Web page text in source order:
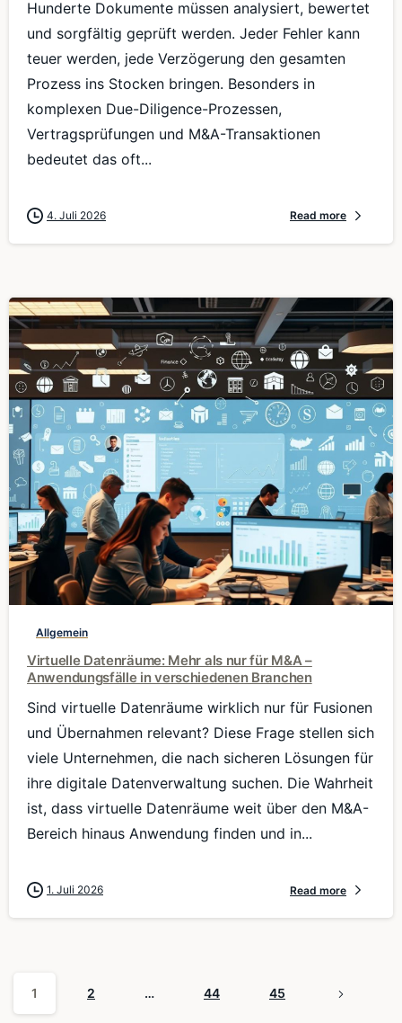
Hunderte Dokumente müssen analysiert, bewertet
und sorgfältig geprüft werden. Jeder Fehler kann
teuer werden, jede Verzögerung den gesamten
Prozess ins Stocken bringen. Besonders in
komplexen Due-Diligence-Prozessen,
Vertragsprüfungen und M&A-Transaktionen
bedeutet das oft...
4. Juli 2026 Read more
Allgemein
Virtuelle Datenräume: Mehr als nur für M&A –
Anwendungsfälle in verschiedenen Branchen
Sind virtuelle Datenräume wirklich nur für Fusionen
und Übernahmen relevant? Diese Frage stellen sich
viele Unternehmen, die nach sicheren Lösungen für
ihre digitale Datenverwaltung suchen. Die Wahrheit
ist, dass virtuelle Datenräume weit über den M&A-
Bereich hinaus Anwendung finden und in...
1. Juli 2026 Read more
1 2 … 44 45